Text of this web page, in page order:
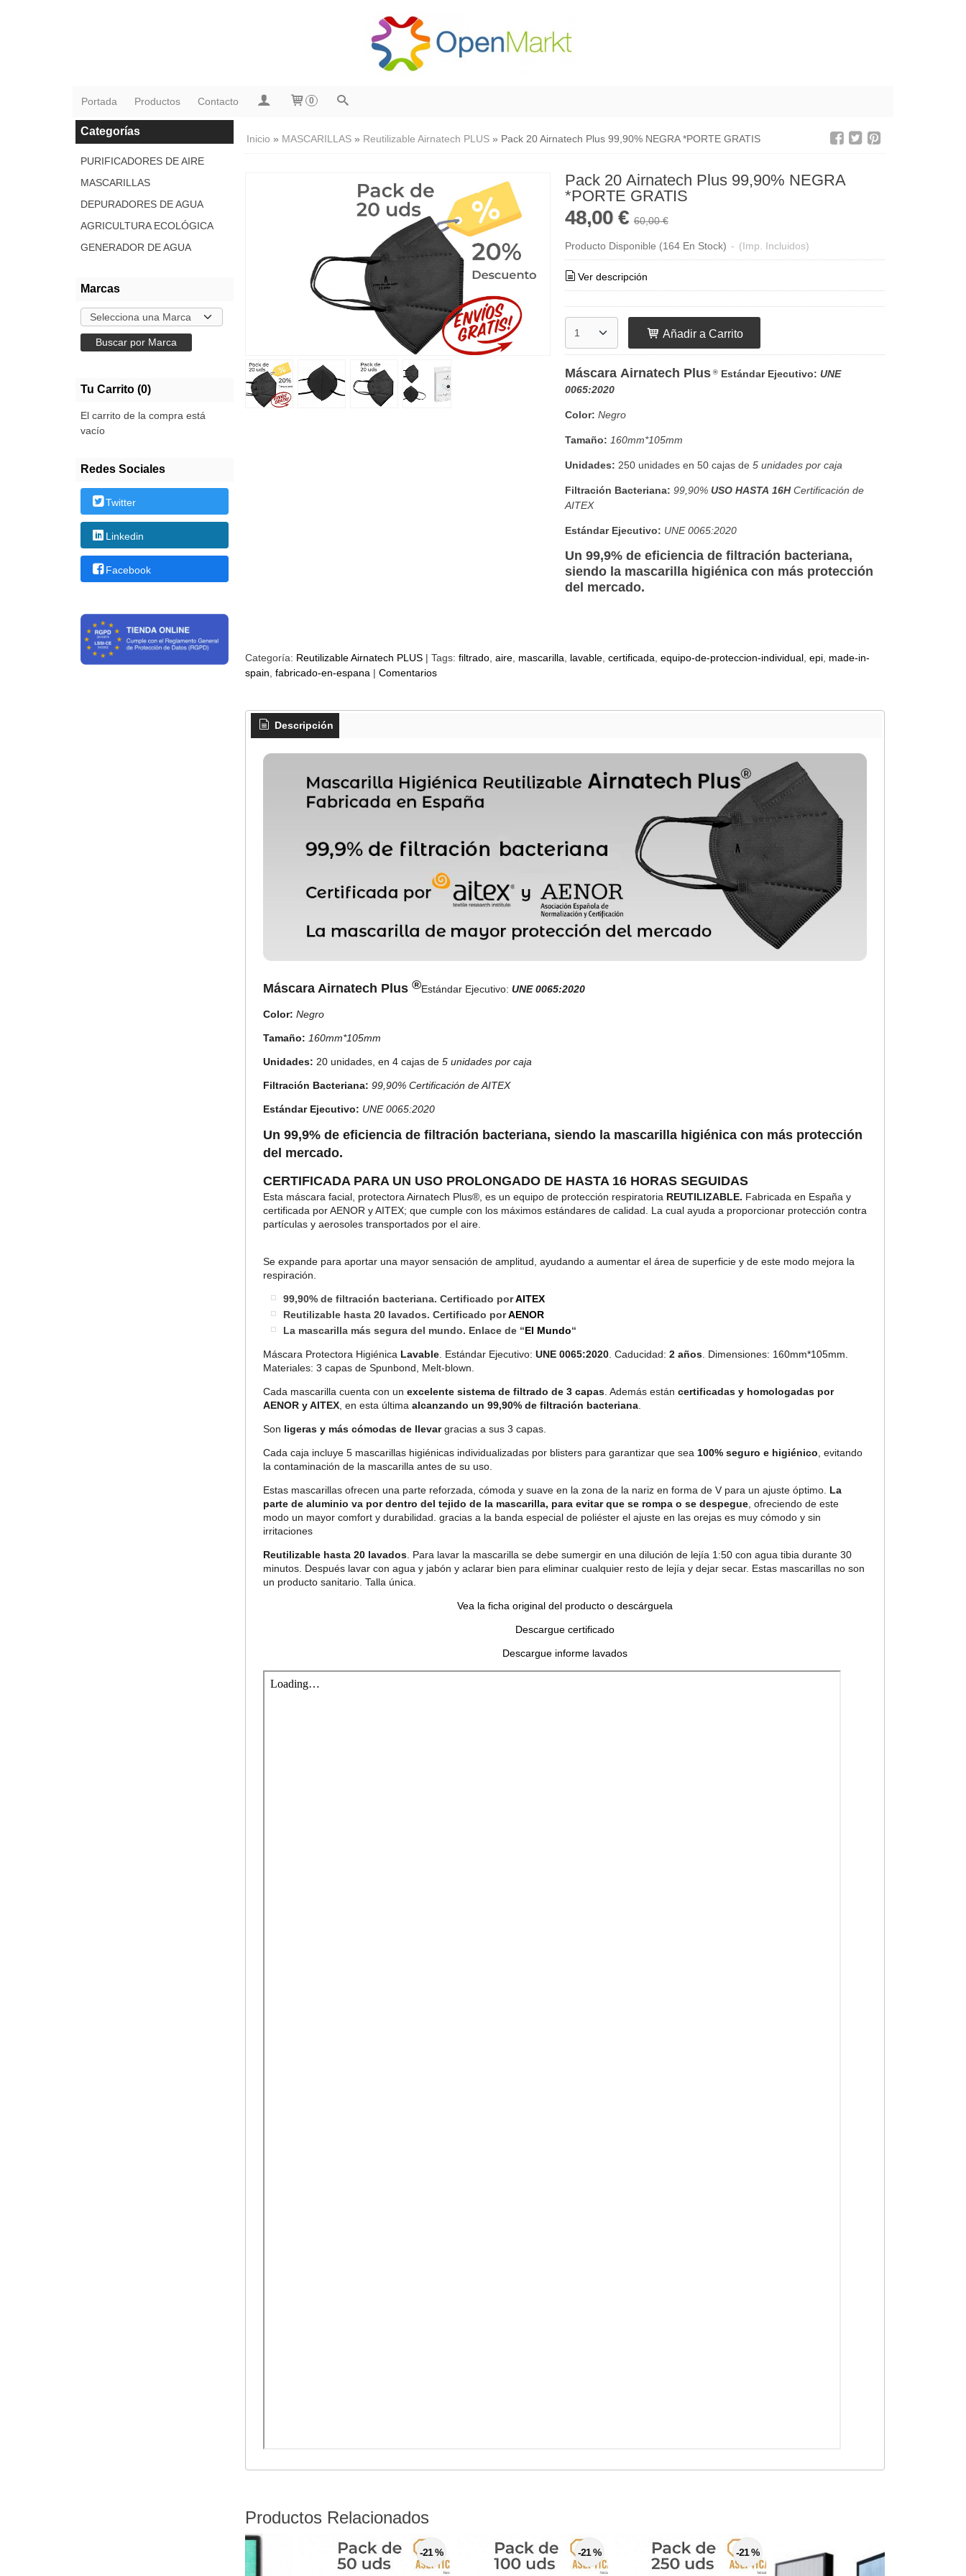
Portada Productos Contacto 0
Categorías
PURIFICADORES DE AIRE
MASCARILLAS
DEPURADORES DE AGUA
AGRICULTURA ECOLÓGICA
GENERADOR DE AGUA
Marcas
Tu Carrito (0)
El carrito de la compra está
vacío
Redes Sociales
Twitter
Linkedin
Facebook
Inicio » MASCARILLAS» Reutilizable Airnatech PLUS» Pack 20 Airnatech Plus 99,90% NEGRA *PORTE GRATIS
Pack 20 Airnatech Plus 99,90% NEGRA
*PORTE GRATIS
48,00 €60,00 €
Producto Disponible (164 En Stock) - (Imp. Incluidos)
Ver descripción
Añadir a Carrito
Máscara Airnatech Plus ® Estándar Ejecutivo: UNE
0065:2020
Color: Negro
Tamaño: 160mm*105mm
Unidades: 250 unidades en 50 cajas de 5 unidades por caja
Filtración Bacteriana: 99,90% USO HASTA 16HCertificación de
AITEX
Estándar Ejecutivo: UNE 0065:2020
Un 99,9% de eficiencia de filtración bacteriana,
siendo la mascarilla higiénica con más protección
del mercado.
Categoría: Reutilizable Airnatech PLUS| Tags: filtrado aire mascarilla lavable certificada equipo-de-proteccion-individual epi made-in-
spain fabricado-en-espana | Comentarios
Descripción
Máscara Airnatech Plus ®Estándar Ejecutivo: UNE 0065:2020
Color: Negro
Tamaño: 160mm*105mm
Unidades: 20 unidades, en 4 cajas de 5 unidades por caja
Filtración Bacteriana: 99,90% Certificación de AITEX
Estándar Ejecutivo: UNE 0065:2020
Un 99,9% de eficiencia de filtración bacteriana, siendo la mascarilla higiénica con más protección
del mercado.
CERTIFICADA PARA UN USO PROLONGADO DE HASTA 16 HORAS SEGUIDAS
Esta máscara facial, protectora Airnatech Plus®, es un equipo de protección respiratoria REUTILIZABLE. Fabricada en España y
certificada por AENOR y AITEX; que cumple con los máximos estándares de calidad. L a cual ayuda a proporcionar protección contra
partículas y aerosoles transportados por el aire.
Se expande para aportar una mayor sensación de amplitud ayudando a aumentar el área de superficie y de este modo mejora la
respiración
99,90% de filtración bacteriana. Certificado porAITEX
Reutilizable hasta 20 lavados. Certificado porAENOR
La mascarilla más segura del mundo. Enlace de “El Mundo“
Máscara Protectora Higiénica Lavable. Estándar Ejecutivo: UNE 0065:2020. Caducidad: 2 años. Dimensiones: 160mm*105mm.
Materiales: 3 capas de Spunbond, Melt-blown.
Cada mascarilla cuenta con un excelente sistema de filtrado de 3 capas. Además están certificadas y homologadas por
AENOR y AITEX, en esta última alcanzando un 99,90% de filtración bacteriana.
Son ligeras y más cómodas de llevargracias a sus 3 capas.
Cada caja incluye 5 mascarillas higiénicas individualizadas por blisters para garantizar que sea 100% seguro e higiénico , evitando
la contaminación de la mascarilla antes de su uso.
Estas mascarillas ofrecen una parte reforzada, cómoda y suave en la zona de la nariz en forma de V para un ajuste óptimo. La
parte de aluminio va por dentro del tejido de la mascarilla, para evitar que se rompa o se despegue, ofreciendo de este
modo un mayor comfort y durabilidad. gracias a la banda especial de poliéster el ajuste en las orejas es muy cómodo y sin
irritaciones
Reutilizable hasta 20 lavados. Para lavar la mascarilla se debe sumergir en una dilución de lejía 1:50 con agua tibia durante 30
minutos. Después lavar con agua y jabón y aclarar bien para eliminar cualquier resto de lejía y dejar secar. Estas mascarillas no son
un producto sanitario. Talla única.
Vea la ficha original del producto o descárguela
Descargue certificado
Descargue informe lavados
Productos Relacionados
-21 % -21 % -21 %